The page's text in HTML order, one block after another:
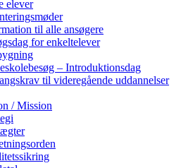
elever
til alle ansøgere
for enkeltelever
– Introduktionsdag
til videregående uddannelser
/ Mission